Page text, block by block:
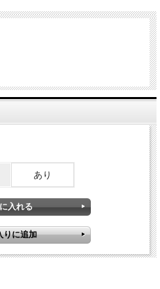
あり